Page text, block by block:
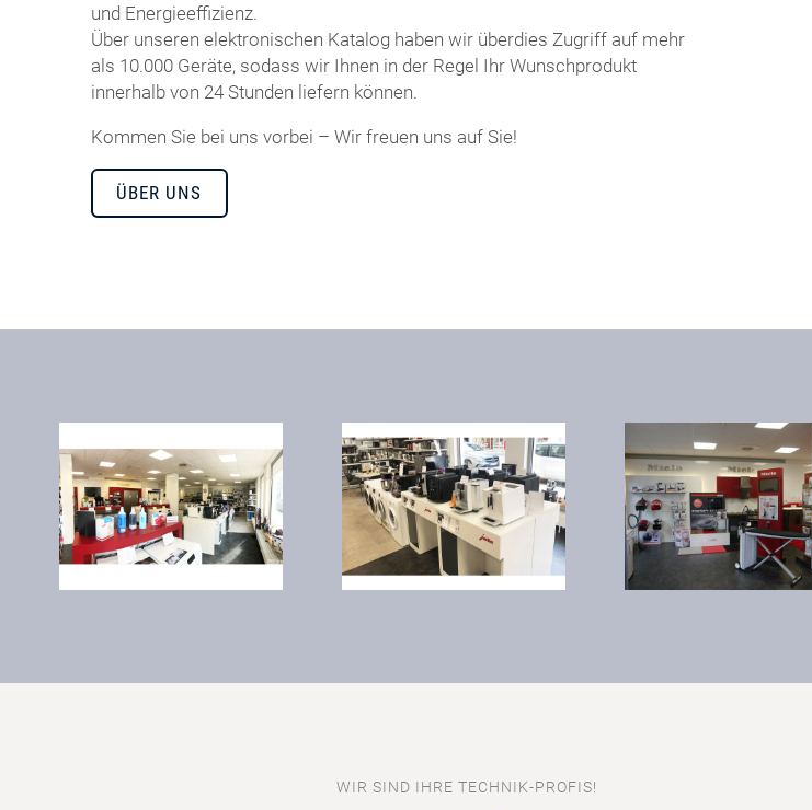
und Energieeffizienz.
Über unseren elektronischen Katalog haben wir überdies Zugriff auf mehr
als 10.000 Geräte, sodass wir Ihnen in der Regel Ihr Wunschprodukt
innerhalb von 24 Stunden liefern können.
Kommen Sie bei uns vorbei – Wir freuen uns auf Sie!
ÜBER UNS
WIR SIND IHRE TECHNIK-PROFIS!